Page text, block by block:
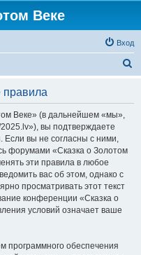
Веке
Вход
Веке» (в дальнейшем «мы»,
вы подтверждаете
Если вы не согласны с ними,
форумами «Сказка о Золотом
эти правила в любое
вас об этом, однако с
просматривать этот текст
конференции «Сказка о
условий означает ваше
обеспечения